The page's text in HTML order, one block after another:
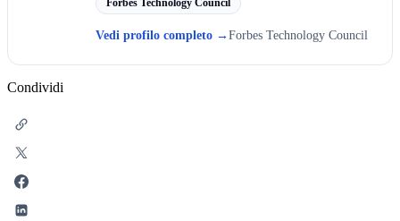
Forbes Technology Council
Vedi profilo completo → Forbes Technology Council
Condividi